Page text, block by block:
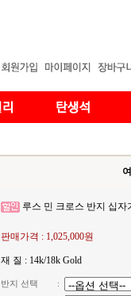
루스 민 크로스 반지 십자
판매가격 : 1,025,000원
재 질 : 14k/18k Gold
반지 선택
: